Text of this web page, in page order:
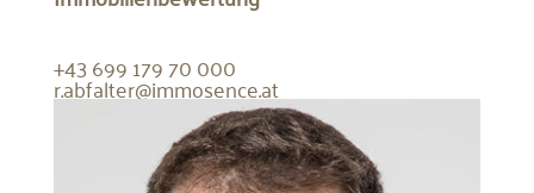
+43 699 179 70 000
r.abfalter@immosence.at